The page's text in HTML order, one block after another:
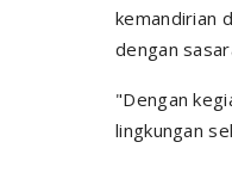
kemandirian
dengan
"Dengan
lingkungan